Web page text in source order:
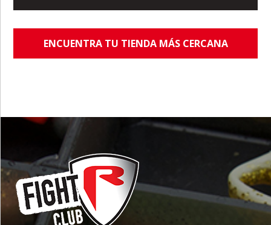
ENCUENTRA TU TIENDA MÁS CERCANA